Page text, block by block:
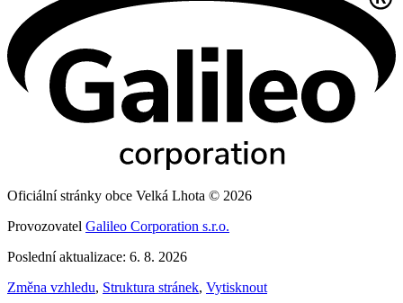
Oficiální stránky obce Velká Lhota © 2026
Provozovatel Galileo Corporation s.r.o.
Poslední aktualizace: 6. 8. 2026
Změna vzhledu, Struktura stránek, Vytisknout